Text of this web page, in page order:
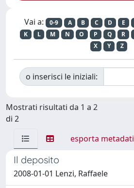
Vai a: 0-9 A B C D E
K
L M N O P Q R
X
Y Z
o inserisci le iniziali:
Mostrati risultati da 1 a 2
di 2
esporta metadati
Il deposito
2008-01-01 Lenzi, Raffaele